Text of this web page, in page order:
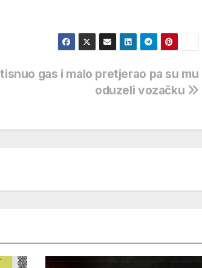
gas i malo pretjerao pa su mu
oduzeli vozačku